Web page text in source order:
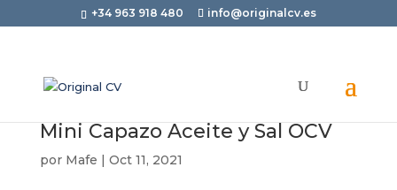
+34 963 918 480 info@originalcv.es
Mini Capazo Aceite y Sal OCV
por Mafe | Oct 11, 2021